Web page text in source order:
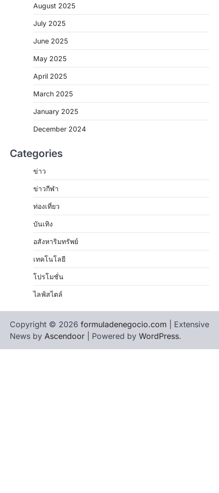
August 2025
July 2025
June 2025
May 2025
April 2025
March 2025
January 2025
December 2024
Categories
ข่าว
ข่าวกีฬา
ท่องเที่ยว
บันเทิง
อสังหาริมทรัพย์
เทคโนโลยี
โปรโมชั่น
ไลฟ์สไตล์
Copyright © 2026 formuladenegocio.com | Extensive
News by Ascendoor | Powered by WordPress.